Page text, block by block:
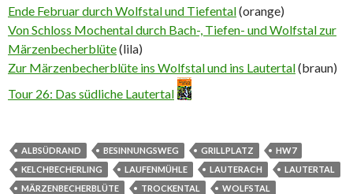
Ende Februar durch Wolfstal und Tiefental(orange)
Von Schloss Mochental durch Bach-, Tiefen- und Wolfstal zur
Märzenbecherblüte(lila)
Zur Märzenbecherblüte ins Wolfstal und ins Lautertal(braun)
Tour 26: Das südliche Lautertal
ALBSÜDRAND BESINNUNGSWEG GRILLPLATZ
HW7
KELCHBECHERLING
LAUFENMÜHLE LAUTERACH
LAUTERTAL
MÄRZENBECHERBLÜTE
TROCKENTAL WOLFSTAL